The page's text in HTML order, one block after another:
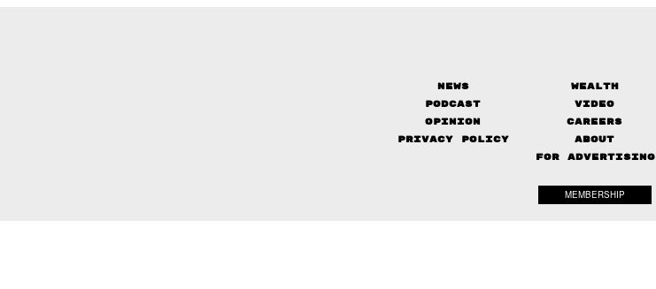
News Wealth
Podcast
Video
Opinion
Careers
Privacy Policy
About
FOR ADVERTISING
MEMBERSHIP